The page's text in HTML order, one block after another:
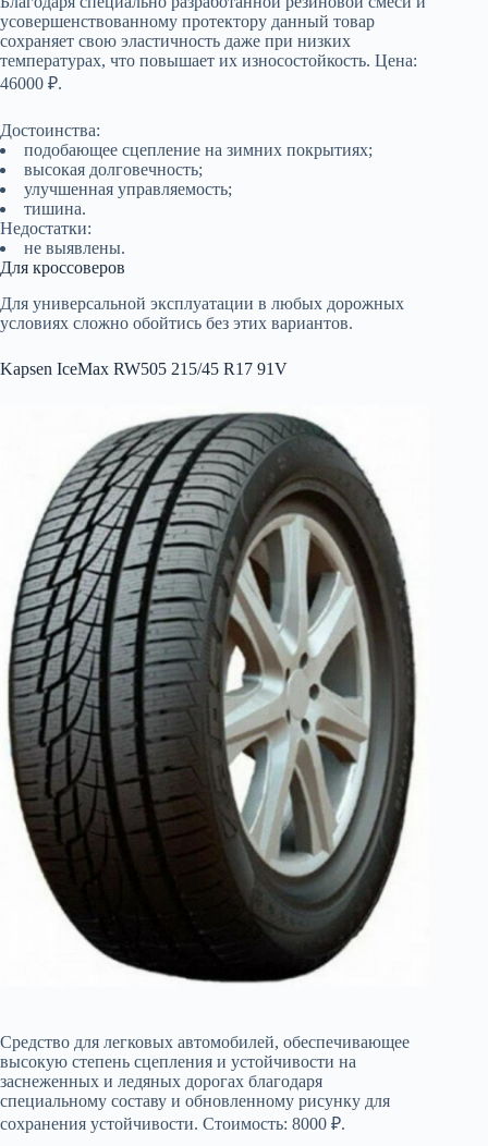
усовершенствованному протектору данный товар
сохраняет свою эластичность даже при низких
температурах, что повышает их износостойкость. Цена:
46000 ₽.
Достоинства:
подобающее сцепление на зимних покрытиях;
высокая долговечность;
улучшенная управляемость;
тишина.
Недостатки:
не выявлены.
Для кроссоверов
Для универсальной эксплуатации в любых дорожных
условиях сложно обойтись без этих вариантов.
Kapsen IceMax RW505 215/45 R17 91V
Средство для легковых автомобилей, обеспечивающее
высокую степень сцепления и устойчивости на
заснеженных и ледяных дорогах благодаря
специальному составу и обновленному рисунку для
сохранения устойчивости. Стоимость: 8000 ₽.